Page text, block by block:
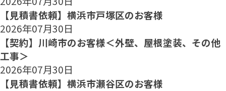
【見積書依頼】横浜市戸塚区のお客様
2026年07月30日
【契約】川崎市のお客様＜外壁、屋根塗装、その他
工事＞
2026年07月30日
【見積書依頼】横浜市瀬谷区のお客様